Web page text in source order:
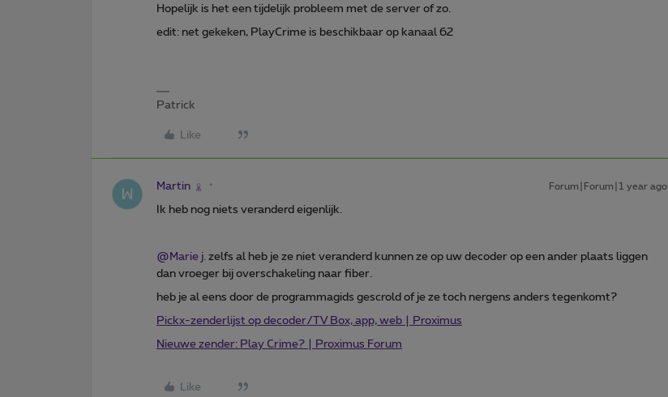
Hopelijk is het een tijdelijk probleem met de server of zo.
edit: net gekeken, PlayCrime is beschikbaar op kanaal 62
Patrick
Like
Martin Forum|Forum|1 year ago
Ik heb nog niets veranderd eigenlijk.
@Marie j. zelfs al heb je ze niet veranderd kunnen ze op uw decoder op een ander plaats liggen
dan vroeger bij overschakeling naar fiber.
heb je al eens door de programmagids gescrold of je ze toch nergens anders tegenkomt?
Pickx-zenderlijst op decoder/TV Box, app, web | Proximus
Nieuwe zender: Play Crime? | Proximus Forum
Like